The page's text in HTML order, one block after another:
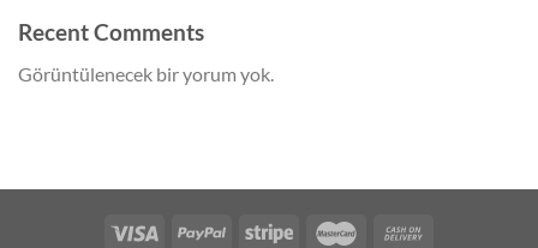
Recent Comments
Görüntülenecek bir yorum yok.